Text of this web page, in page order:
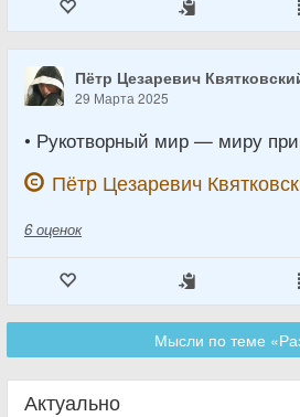
Пётр Цезаревич
29 Марта 2025
• Рукотворный мир — миру
Пётр Цезаревич
6 оценок
Мысли по теме
Актуально